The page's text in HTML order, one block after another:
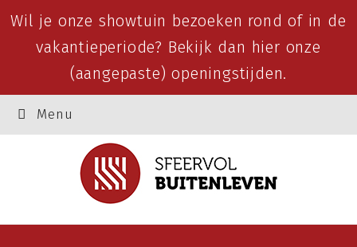
Wil je onze showtuin bezoeken rond of in de
vakantieperiode? Bekijk dan hier onze
(aangepaste) openingstijden.
Menu